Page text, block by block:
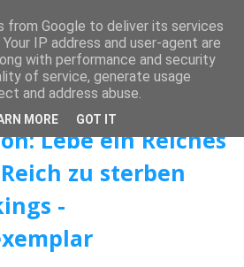
Lebe ein Reiches Leben Statt
- Rezensionsexemplar
Lebe ein Reiches
zu sterben
-
from Google to deliver its services
IP address and user-agent are
with performance and security
of service, generate usage
and address abuse.
MORE GOT IT